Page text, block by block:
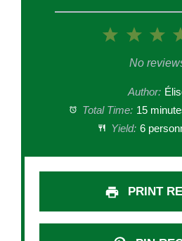
3
2
Stars
1
Star
No
Author:
Total Time: 15
Yield: 6
PRINT